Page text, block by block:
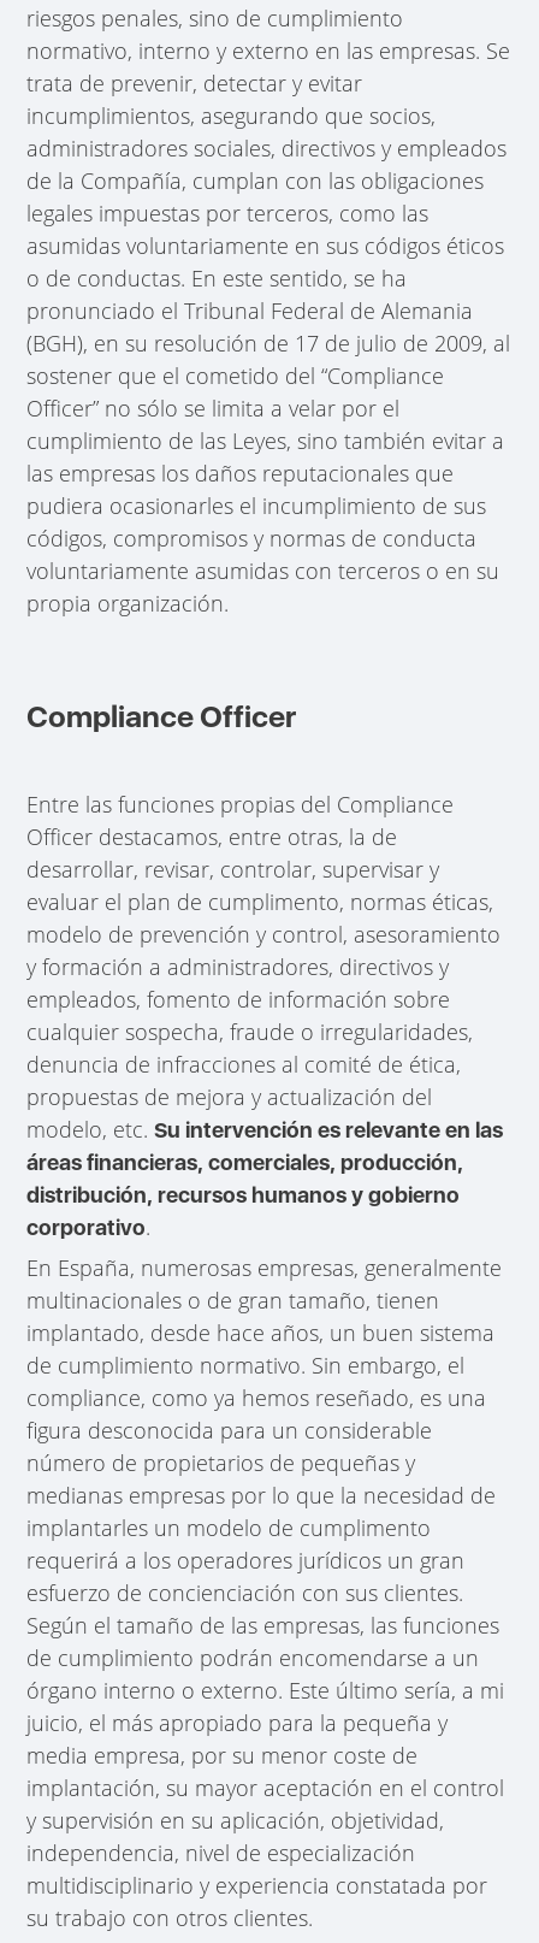
riesgos penales, sino de cumplimiento
normativo, interno y externo en las empresas. Se
trata de prevenir, detectar y evitar
incumplimientos, asegurando que socios,
administradores sociales, directivos y empleados
de la Compañía, cumplan con las obligaciones
legales impuestas por terceros, como las
asumidas voluntariamente en sus códigos éticos
o de conductas. En este sentido, se ha
pronunciado el Tribunal Federal de Alemania
(BGH), en su resolución de 17 de julio de 2009, al
sostener que el cometido del “Compliance
Officer” no sólo se limita a velar por el
cumplimiento de las Leyes, sino también evitar a
las empresas los daños reputacionales que
pudiera ocasionarles el incumplimiento de sus
códigos, compromisos y normas de conducta
voluntariamente asumidas con terceros o en su
propia organización.
Compliance Officer
Entre las funciones propias del Compliance
Officer destacamos, entre otras, la de
desarrollar, revisar, controlar, supervisar y
evaluar el plan de cumplimento, normas éticas,
modelo de prevención y control, asesoramiento
y formación a administradores, directivos y
empleados, fomento de información sobre
cualquier sospecha, fraude o irregularidades,
denuncia de infracciones al comité de ética,
propuestas de mejora y actualización del
modelo, etc.Su intervención es relevante en las
áreas financieras, comerciales, producción,
distribución, recursos humanos y gobierno
corporativo.
En España, numerosas empresas, generalmente
multinacionales o de gran tamaño, tienen
implantado, desde hace años, un buen sistema
de cumplimiento normativo. Sin embargo, el
compliance, como ya hemos reseñado, es una
figura desconocida para un considerable
número de propietarios de pequeñas y
medianas empresas por lo que la necesidad de
implantarles un modelo de cumplimento
requerirá a los operadores jurídicos un gran
esfuerzo de concienciación con sus clientes.
Según el tamaño de las empresas, las funciones
de cumplimiento podrán encomendarse a un
órgano interno o externo. Este último sería, a mi
juicio, el más apropiado para la pequeña y
media empresa, por su menor coste de
implantación, su mayor aceptación en el control
y supervisión en su aplicación, objetividad,
independencia, nivel de especialización
multidisciplinario y experiencia constatada por
su trabajo con otros clientes.